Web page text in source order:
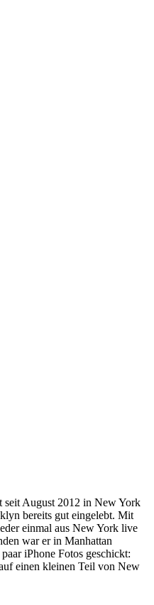
August 2012 in New York
bereits gut eingelebt. Mit
einmal aus New York live
war er in Manhattan
iPhone Fotos geschickt:
einen kleinen Teil von New